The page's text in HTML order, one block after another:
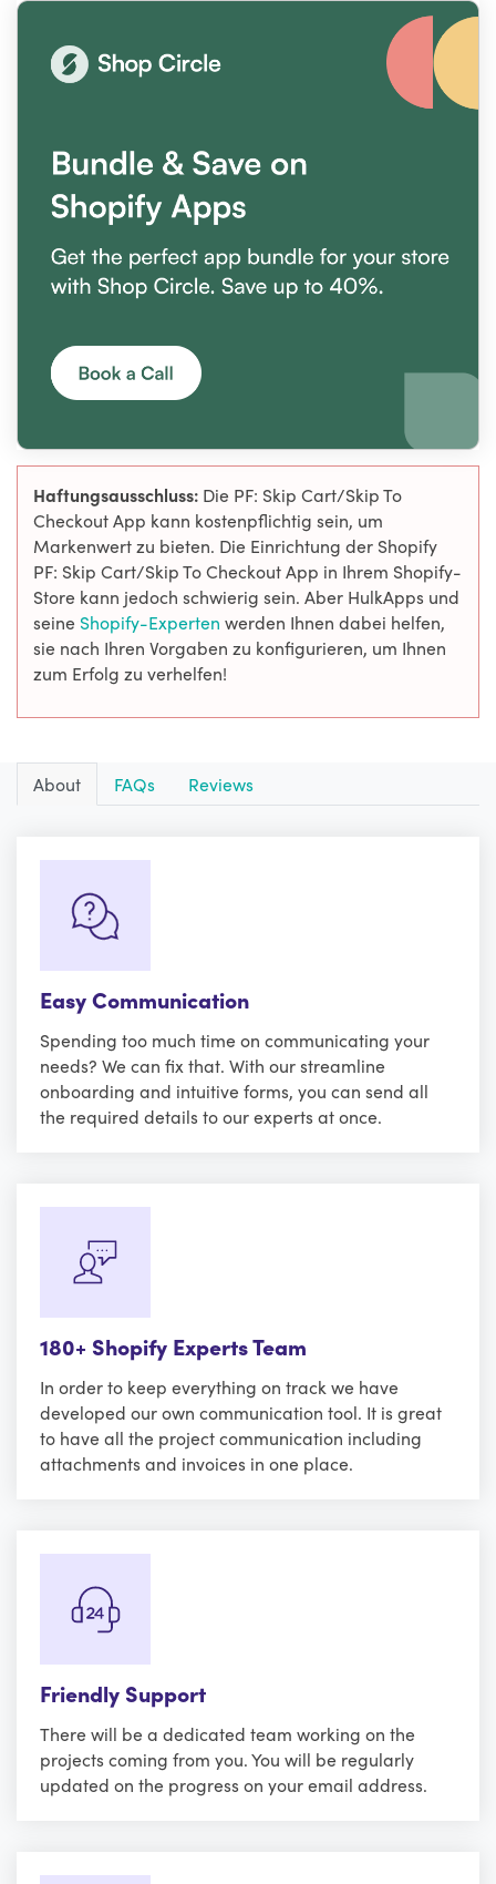
Haftungsausschluss: Die PF: Skip Cart/Skip To
Checkout App kann kostenpflichtig sein, um
Markenwert zu bieten. Die Einrichtung der Shopify
PF: Skip Cart/Skip To Checkout App in Ihrem Shopify-
Store kann jedoch schwierig sein. Aber HulkApps und
seine Shopify-Experten werden Ihnen dabei helfen,
sie nach Ihren Vorgaben zu konfigurieren, um Ihnen
zum Erfolg zu verhelfen!
About FAQs Reviews
Easy Communication
Spending too much time on communicating your
needs? We can fix that. With our streamline
onboarding and intuitive forms, you can send all
the required details to our experts at once.
180+ Shopify Experts Team
In order to keep everything on track we have
developed our own communication tool. It is great
to have all the project communication including
attachments and invoices in one place.
Friendly Support
There will be a dedicated team working on the
projects coming from you. You will be regularly
updated on the progress on your email address.